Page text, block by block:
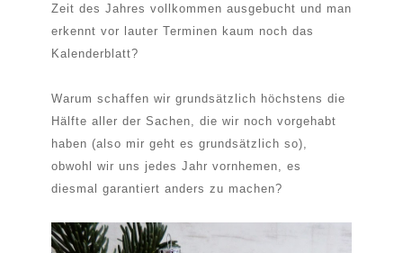
Zeit des Jahres vollkommen ausgebucht und man
erkennt vor lauter Terminen kaum noch das
Kalenderblatt?
Warum schaffen wir grundsätzlich höchstens die
Hälfte aller der Sachen, die wir noch vorgehabt
haben (also mir geht es grundsätzlich so),
obwohl wir uns jedes Jahr vornhemen, es
diesmal garantiert anders zu machen?